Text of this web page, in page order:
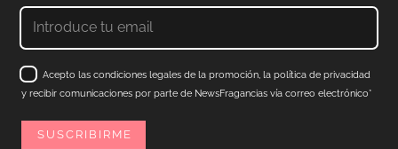
Acepto las condiciones legales de la promoción, la política de privacidad
y recibir comunicaciones por parte de NewsFragancias vía correo electrónico*